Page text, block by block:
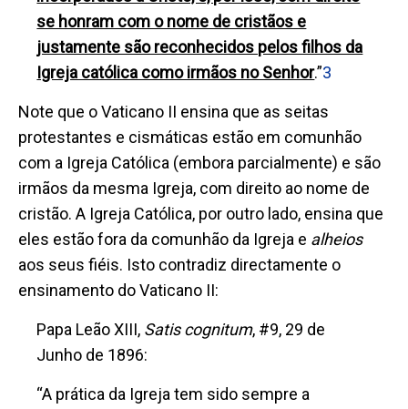
se honram com o nome de cristãos e
justamente são reconhecidos pelos filhos da
Igreja católica como irmãos no Senhor.”3
Note que o Vaticano II ensina que as seitas
protestantes e cismáticas estão em comunhão
com a Igreja Católica (embora parcialmente) e são
irmãos da mesma Igreja, com direito ao nome de
cristão. A Igreja Católica, por outro lado, ensina que
eles estão fora da comunhão da Igreja e alheios
aos seus fiéis. Isto contradiz directamente o
ensinamento do Vaticano II:
Papa Leão XIII, Satis cognitum, #9, 29 de
Junho de 1896:
“A prática da Igreja tem sido sempre a